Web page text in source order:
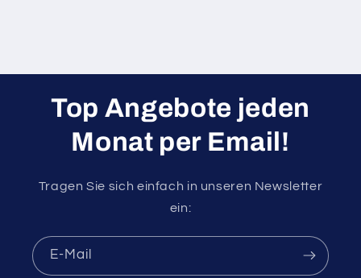
Top Angebote jeden
Monat per Email!
Tragen Sie sich einfach in unseren Newsletter
ein:
E-Mail